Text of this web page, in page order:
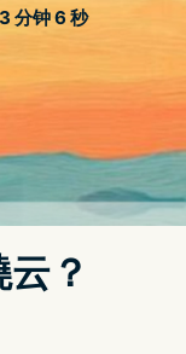
市，然而，这款作品
和索尼都开放了玩
入在游戏内容的修正
关计画。到了 2022
代更新伴随着一个
内容修复似乎已经正
2077》首部 DLC 扩
露了关於 …